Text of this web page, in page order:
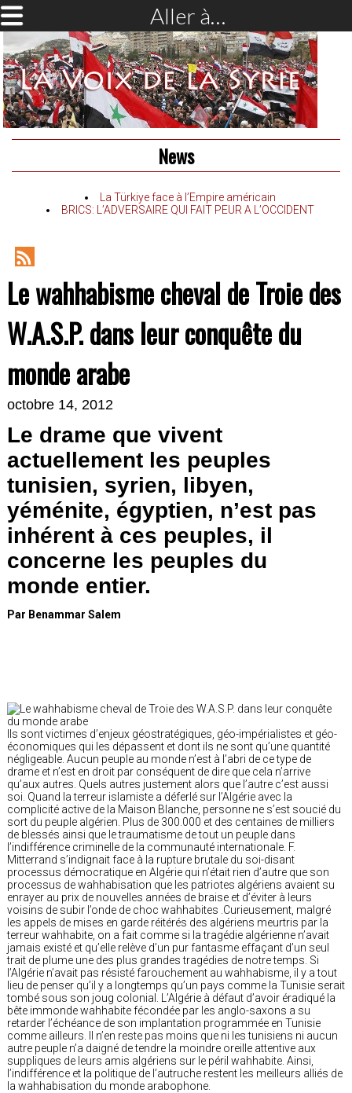
Aller à…
News
La Türkiye face à l’Empire américain
BRICS: L’ADVERSAIRE QUI FAIT PEUR A L’OCCIDENT
RSS
Le wahhabisme cheval de Troie des
W.A.S.P. dans leur conquête du
monde arabe
octobre 14, 2012
Le drame que vivent
actuellement les peuples
tunisien, syrien, libyen,
yéménite, égyptien, n’est pas
inhérent à ces peuples, il
concerne les peuples du
monde entier.
Par Benammar Salem
Ils sont victimes d’enjeux géostratégiques, géo-impérialistes et géo-
économiques qui les dépassent et dont ils ne sont qu’une quantité
négligeable. Aucun peuple au monde n’est à l’abri de ce type de
drame et n’est en droit par conséquent de dire que cela n’arrive
qu’aux autres. Quels autres justement alors que l’autre c’est aussi
soi. Quand la terreur islamiste a déferlé sur l’Algérie avec la
complicité active de la Maison Blanche, personne ne s’est soucié du
sort du peuple algérien. Plus de 300.000 et des centaines de milliers
de blessés ainsi que le traumatisme de tout un peuple dans
l’indifférence criminelle de la communauté internationale. F.
Mitterrand s’indignait face à la rupture brutale du soi-disant
processus démocratique en Algérie qui n’était rien d’autre que son
processus de wahhabisation que les patriotes algériens avaient su
enrayer au prix de nouvelles années de braise et d’éviter à leurs
voisins de subir l’onde de choc wahhabites .Curieusement, malgré
les appels de mises en garde réitérés des algériens meurtris par la
terreur wahhabite, on a fait comme si la tragédie algérienne n’avait
jamais existé et qu’elle relève d’un pur fantasme effaçant d’un seul
trait de plume une des plus grandes tragédies de notre temps. Si
l’Algérie n’avait pas résisté farouchement au wahhabisme, il y a tout
lieu de penser qu’il y a longtemps qu’un pays comme la Tunisie serait
tombé sous son joug colonial. L’Algérie à défaut d’avoir éradiqué la
bête immonde wahhabite fécondée par les anglo-saxons a su
retarder l’échéance de son implantation programmée en Tunisie
comme ailleurs. Il n’en reste pas moins que ni les tunisiens ni aucun
autre peuple n’a daigné de tendre la moindre oreille attentive aux
suppliques de leurs amis algériens sur le péril wahhabite. Ainsi,
l’indifférence et la politique de l’autruche restent les meilleurs alliés de
la wahhabisation du monde arabophone.